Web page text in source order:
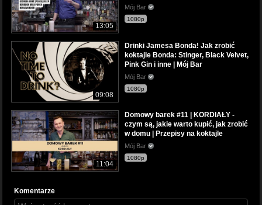
13:05
Mój Bar
1080p
09:08
Drinki Jamesa Bonda! Jak zrobić
koktajle Bonda: Stinger, Black Velvet,
Pink Gin i inne | Mój Bar
Mój Bar
1080p
11:04
Domowy barek #11 | KORDIAŁY -
czym są, jakie warto kupić, jak zrobić
w domu | Przepisy na koktajle
Mój Bar
1080p
Komentarze